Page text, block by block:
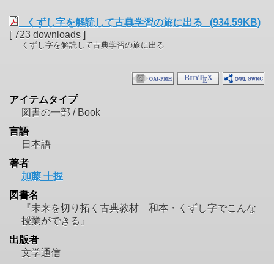
くずし字を解読して古典学習の旅に出る (934.59KB)
[ 723 downloads ]
くずし字を解読して古典学習の旅に出る
アイテムタイプ
図書の一部 / Book
言語
日本語
著者
加藤 十握
図書名
『未来を切り拓く古典教材 和本・くずし字でこんな
授業ができる』
出版者
文学通信